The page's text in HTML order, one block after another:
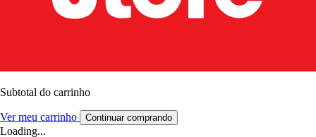
Subtotal do carrinho
Ver meu carrinho Continuar comprando
Loading...